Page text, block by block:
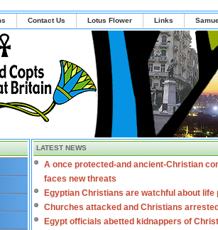
Contact Us Lotus Flower Links
LATEST NEWS
A once protected-and ancient-Christian
faces new threats
Egyptian Christians are watchful about life
Churches attacked and Christians
Egypt officials abetted kidnappers of